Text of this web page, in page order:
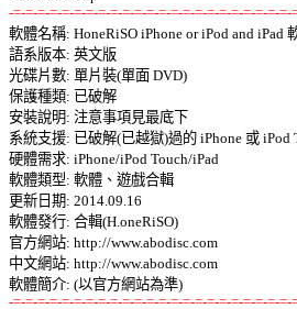
-=-=-=-=-=-=-=-=-=-=-=-=-=-=-=-=-=-=-=-=-=-=-
軟體名稱: HoneRiSO iPhone or iPod and iPad
語系版本: 英文版
光碟片數: 單片裝(單面 DVD)
保護種類: 已破解
安裝說明: 注意事項見最底下
系統支援: 已破解(已越獄)過的 iPhone 或 iPod
硬體需求: iPhone/iPod Touch/iPad
軟體類型: 軟體、遊戲合輯
更新日期: 2014.09.16
軟體發行: 合輯(H.oneRiSO)
官方網站: http://www.abodisc.com
中文網站: http://www.abodisc.com
-=-=-=-=-=-=-=-=-=-=-=-=-=-=-=-=-=-=-=-=-=-=-